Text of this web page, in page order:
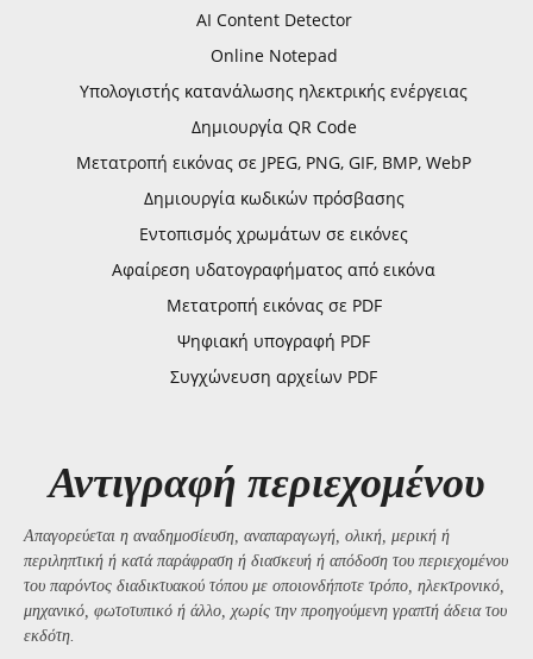
AI Content Detector
Online Notepad
Υπολογιστής κατανάλωσης ηλεκτρικής ενέργειας
Δημιουργία QR Code
Μετατροπή εικόνας σε JPEG, PNG, GIF, BMP, WebP
Δημιουργία κωδικών πρόσβασης
Εντοπισμός χρωμάτων σε εικόνες
Αφαίρεση υδατογραφήματος από εικόνα
Μετατροπή εικόνας σε PDF
Ψηφιακή υπογραφή PDF
Συγχώνευση αρχείων PDF
Αντιγραφή περιεχομένου
Απαγορεύεται η αναδημοσίευση, αναπαραγωγή, ολική, μερική ή
περιληπτική ή κατά παράφραση ή διασκευή ή απόδοση του περιεχομένου
του παρόντος διαδικτυακού τόπου με οποιονδήποτε τρόπο, ηλεκτρονικό,
μηχανικό, φωτοτυπικό ή άλλο, χωρίς την προηγούμενη γραπτή άδεια του
εκδότη.